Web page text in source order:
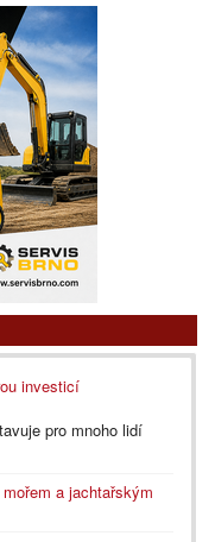
investicí
pro mnoho lidí
a jachtařským